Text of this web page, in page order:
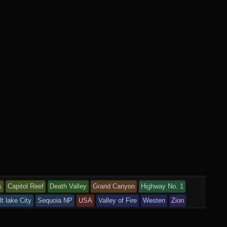
Capitol Reef Death Valley Grand Canyon
Highway No. 1
lake City Sequoia NP USA Valley of Fire Westen Zion